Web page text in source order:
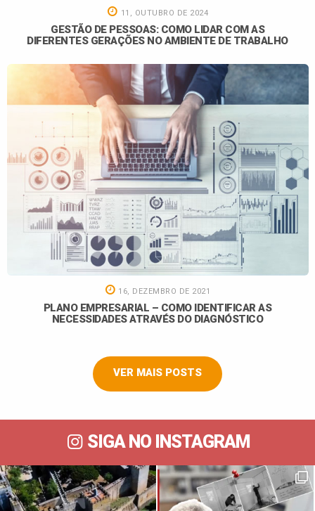
11, OUTUBRO DE 2024
GESTÃO DE PESSOAS: COMO LIDAR COM AS
DIFERENTES GERAÇÕES NO AMBIENTE DE TRABALHO
16, DEZEMBRO DE 2021
PLANO EMPRESARIAL – COMO IDENTIFICAR AS
NECESSIDADES ATRAVÉS DO DIAGNÓSTICO
VER MAIS POSTS
SIGA NO INSTAGRAM